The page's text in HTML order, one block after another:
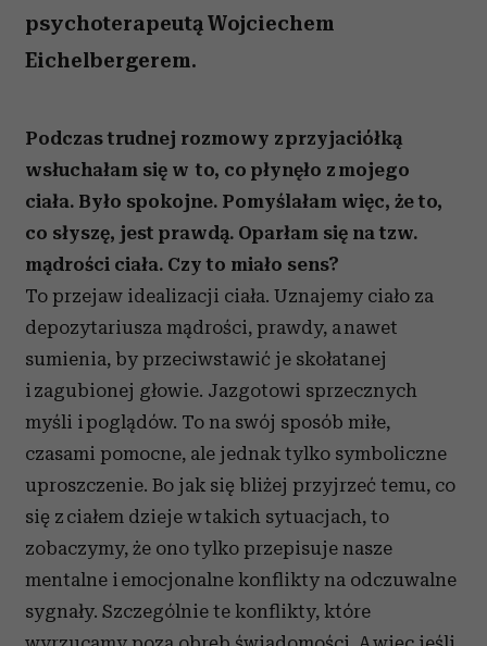
psychoterapeutą Wojciechem
Eichelbergerem.
Podczas trudnej rozmowy z przyjaciółką
wsłuchałam się w to, co płynęło z mojego
ciała. Było spokojne. Pomyślałam więc, że to,
co słyszę, jest prawdą. Oparłam się na tzw.
mądrości ciała. Czy to miało sens?
To przejaw idealizacji ciała. Uznajemy ciało za
depozytariusza mądrości, prawdy, a nawet
sumienia, by przeciwstawić je skołatanej
i zagubionej głowie. Jazgotowi sprzecznych
myśli i poglądów. To na swój sposób miłe,
czasami pomocne, ale jednak tylko symboliczne
uproszczenie. Bo jak się bliżej przyjrzeć temu, co
się z ciałem dzieje w takich sytuacjach, to
zobaczymy, że ono tylko przepisuje nasze
mentalne i emocjonalne konflikty na odczuwalne
sygnały. Szczególnie te konflikty, które